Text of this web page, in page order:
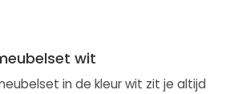
wit
in de kleur wit zit je altijd